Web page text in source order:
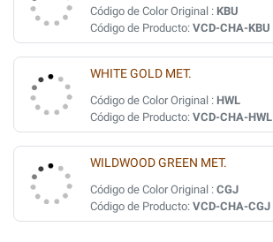
Código de Color Original : KBU
Código de Producto: VCD-CHA-KBU
WHITE GOLD MET.
Código de Color Original : HWL
Código de Producto: VCD-CHA-HWL
WILDWOOD GREEN MET.
Código de Color Original : CGJ
Código de Producto: VCD-CHA-CGJ